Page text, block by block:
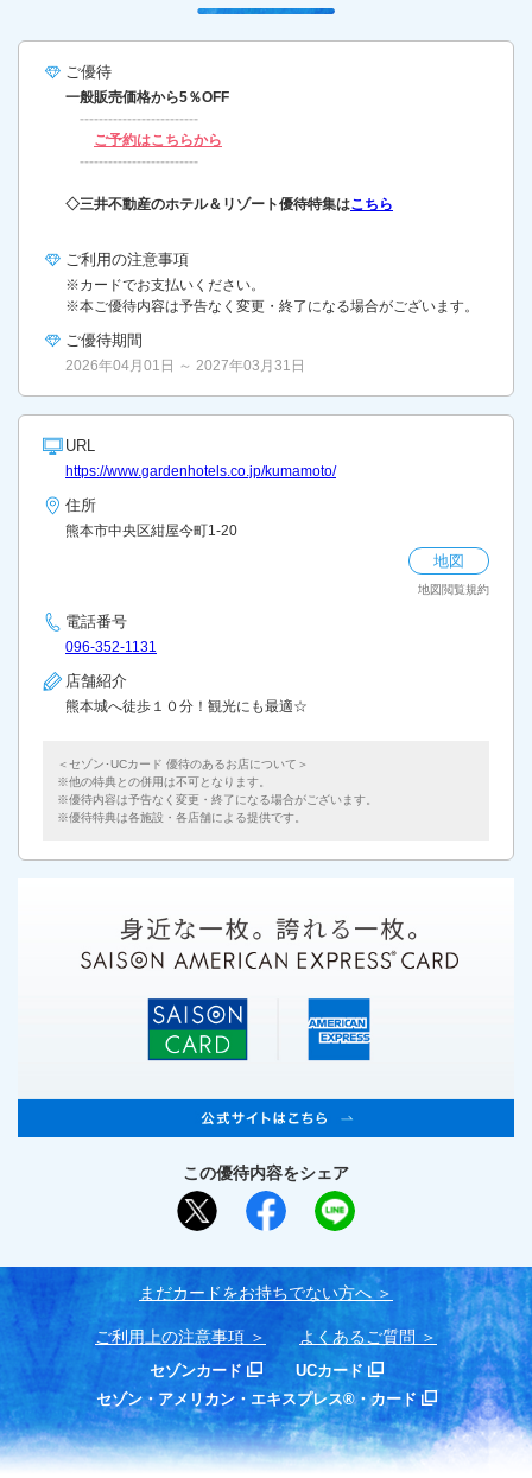
ご優待
一般販売価格から5％OFF
‐‐‐‐‐‐‐‐‐‐‐‐‐‐‐‐‐‐‐‐‐‐‐‐‐
ご予約はこちらから
‐‐‐‐‐‐‐‐‐‐‐‐‐‐‐‐‐‐‐‐‐‐‐‐‐
◇三井不動産のホテル＆リゾート優待特集はこちら
ご利用の注意事項
※カードでお支払いください。
※本ご優待内容は予告なく変更・終了になる場合がございます。
ご優待期間
2026年04月01日 ～ 2027年03月31日
URL
https://www.gardenhotels.co.jp/kumamoto/
住所
熊本市中央区紺屋今町1-20
地図
地図閲覧規約
電話番号
096-352-1131
店舗紹介
熊本城へ徒歩１０分！観光にも最適☆
＜セゾン･UCカード 優待のあるお店について＞
他の特典との併用は不可となります。
優待内容は予告なく変更・終了になる場合がございます。
優待特典は各施設・各店舗による提供です。
この優待内容をシェア
まだカードをお持ちでない⽅へ
ご利用上の注意事項 よくあるご質問
セゾンカード
UCカード
セゾン・アメリカン・エキスプレス®・カード